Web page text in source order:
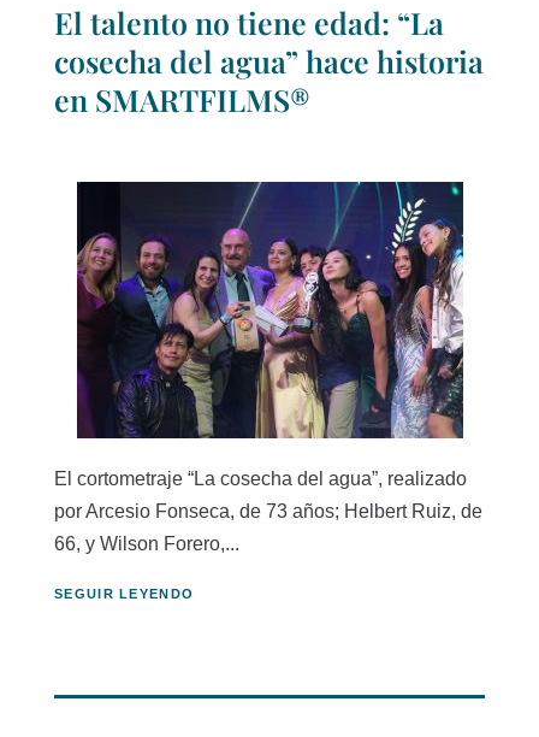
El talento no tiene edad: “La
cosecha del agua” hace historia
en SMARTFILMS®
El cortometraje “La cosecha del agua”, realizado
por Arcesio Fonseca, de 73 años; Helbert Ruiz, de
66, y Wilson Forero,...
SEGUIR LEYENDO